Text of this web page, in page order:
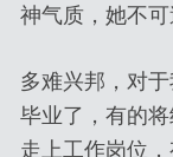
神气质，她不可
多难兴邦，对
毕业了，有的
走上工作岗位